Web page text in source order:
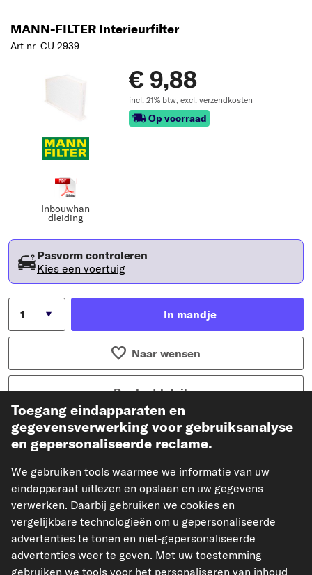
MANN-FILTER Interieurfilter
Art.nr. CU 2939
Inbouwhan
dleiding
€ 9,88
incl. 21% btw, excl. verzendkosten
Op voorraad
Pasvorm controleren
Kies een voertuig
In mandje
Naar wensen
Productdetails
Artikelkenmerken
Filter type
Stoffilter
Ultra efficiënte versie me
t actieve kool (art.nr.)
FP 2939
Versie met actieve kool (a
rt.nr.)
CUK 2939
Inbouwplaats
onder het
dashboardkastje
Toegang eindapparaten en
gegevensverwerking voor gebruiksanalyse
en gepersonaliseerde reclame.
We gebruiken tools waarmee we informatie van uw
eindapparaat uitlezen en opslaan en uw gegevens
verwerken. Daarbij gebruiken we cookies en
vergelijkbare technologieën om u gepersonaliseerde
advertenties te tonen en niet-gepersonaliseerde
advertenties weer te geven. Met uw toestemming
gebruiken we tools voor het personaliseren van inhoud